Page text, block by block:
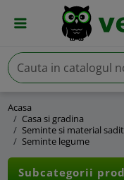
Acasa
Casa si gradina
Seminte si material
Seminte legume
Subcategorii